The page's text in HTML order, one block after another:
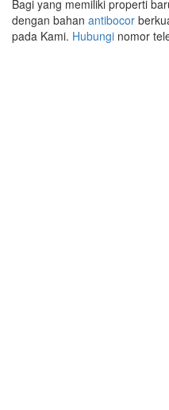
Bagi yang memiliki properti
dengan bahan antibocor
pada Kami. Hubungi nomor